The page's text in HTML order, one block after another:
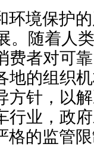
环境保护
。随着人
费者对可
地的组织
方针，以
行业，政
格的监管